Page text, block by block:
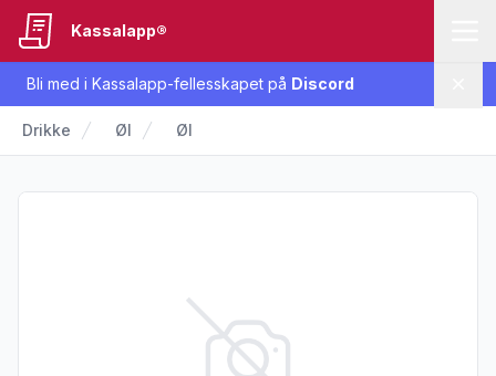
Bli med i Kassalapp-fellesskapet på Discord
Kassalapp®
Drikke Øl Øl